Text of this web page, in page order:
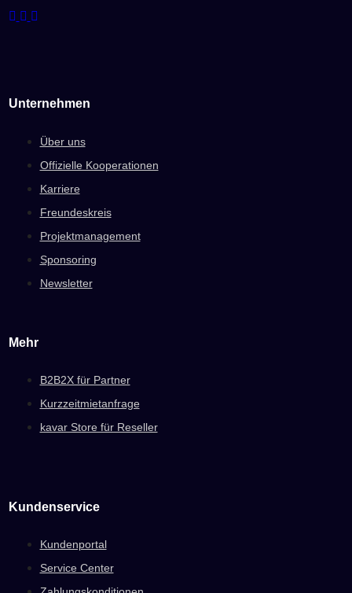
Unternehmen
Über uns
Offizielle Kooperationen
Karriere
Freundeskreis
Projektmanagement
Sponsoring
Newsletter
Mehr
B2B2X für Partner
Kurzzeitmietanfrage
kavar Store für Reseller
Kundenservice
Kundenportal
Service Center